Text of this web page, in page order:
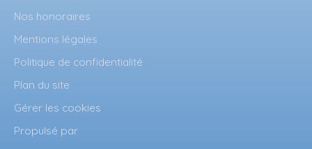
Nos honoraires
Mentions légales
Politique de confidentialité
Plan du site
Gérer les cookies
Propulsé par